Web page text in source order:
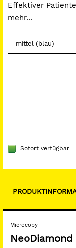
Effektiver
hygienischen
bei der
höheren
Diamanten.
mehr...
Sofort verfügbar
Microcopy
NeoDiamond